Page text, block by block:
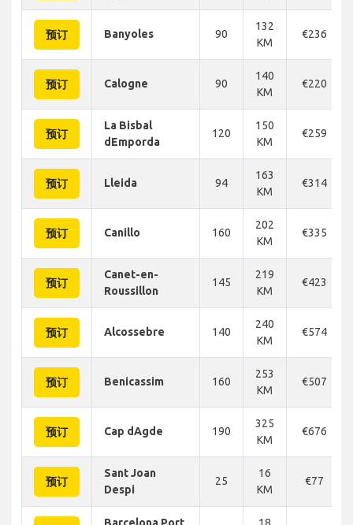
预订 Banyoles 90
132
KM
€236
预订 Calogne 90
140
KM
€220
预订
La Bisbal
dEmporda
120
150
KM
€259
预订 Lleida 94
163
KM
€314
预订 Canillo 160
202
KM
€335
预订
Canet-en-
Roussillon
145
219
KM
€423
预订 Alcossebre 140
240
KM
€574
预订 Benicassim 160
253
KM
€507
预订 Cap dAgde 190
325
KM
€676
预订
Sant Joan
Despi
25
16
KM
€77
Barcelona Port
18